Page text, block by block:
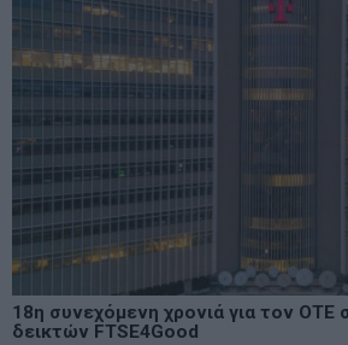
18η συνεχόμενη χρονιά για τον ΟΤΕ
δεικτών FTSE4Good